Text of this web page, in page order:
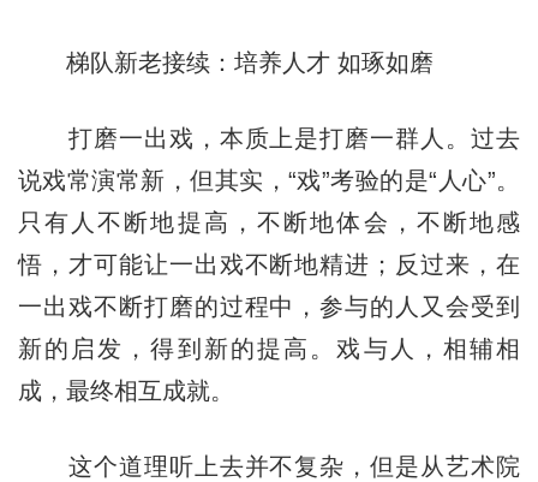
梯队新老接续：培养人才 如琢如磨
打磨一出戏，本质上是打磨一群人。过去
说戏常演常新，但其实，“戏”考验的是“人心”。
只有人不断地提高，不断地体会，不断地感
悟，才可能让一出戏不断地精进；反过来，在
一出戏不断打磨的过程中，参与的人又会受到
新的启发，得到新的提高。戏与人，相辅相
成，最终相互成就。
这个道理听上去并不复杂，但是从艺术院